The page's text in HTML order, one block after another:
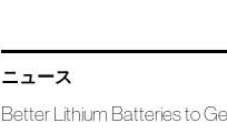
ニュース
Better Lithium Batteries to